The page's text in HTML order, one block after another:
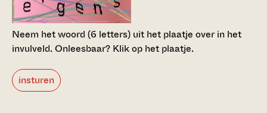
Neem het woord (6 letters) uit het plaatje over in het
invulveld.Onleesbaar? Klik op het plaatje.
insturen